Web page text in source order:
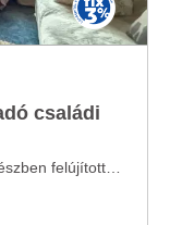
családi